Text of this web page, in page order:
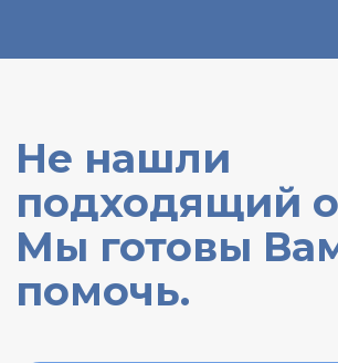
работы кабинеты, но и общую
инфраструктуру, а также услуги
оператора в виде сервиса.